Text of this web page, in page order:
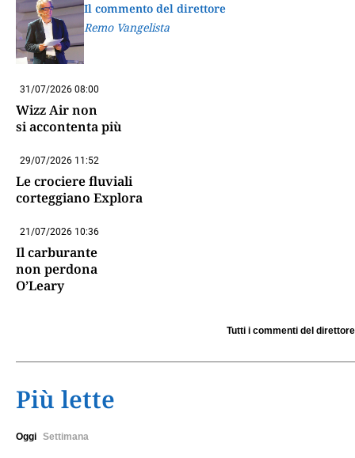
Il commento del direttore
Remo Vangelista
31/07/2026 08:00
Wizz Air non
si accontenta più
29/07/2026 11:52
Le crociere fluviali
corteggiano Explora
21/07/2026 10:36
Il carburante
non perdona
O’Leary
Tutti i commenti del direttore
Più lette
Oggi Settimana